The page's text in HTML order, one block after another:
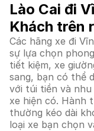
Lào Cai đi
Khách trên
Các hãng xe đi
sự lựa chọn
tiết kiệm, xe
sang, bạn có thể
với túi tiền và
xe hiện có. Hành
thường kéo dài
loại xe bạn chọn